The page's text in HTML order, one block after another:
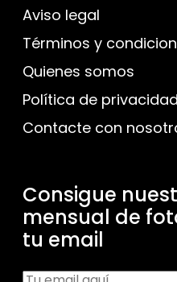
Aviso legal
Términos y
Quienes somos
Política de privacidad
Contacte con
Consigue
mensual de
tu email